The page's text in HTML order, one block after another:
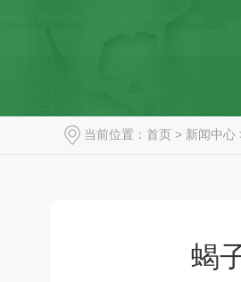
当前位置： 首页 > 新闻中心
蝎